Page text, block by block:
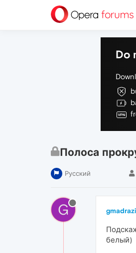
Do
Полоса
Русский
G
белый)